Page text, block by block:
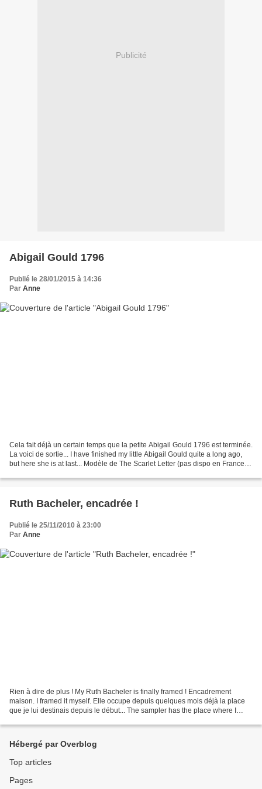
Publicité
Abigail Gould 1796
Publié le 28/01/2015 à 14:36
Par Anne
Cela fait déjà un certain temps que la petite Abigail Gould 1796 est terminée.
La voici de sortie... I have finished my little Abigail Gould quite a long ago,
but here she is at last... Modèle de The Scarlet Letter (pas dispo en France, à
Ruth Bacheler, encadrée !
Publié le 25/11/2010 à 23:00
Par Anne
Rien à dire de plus ! My Ruth Bacheler is finally framed ! Encadrement
maison. I framed it myself. Elle occupe depuis quelques mois déjà la place
que je lui destinais depuis le début... The sampler has the place where I
Hébergé par Overblog
Top articles
Pages